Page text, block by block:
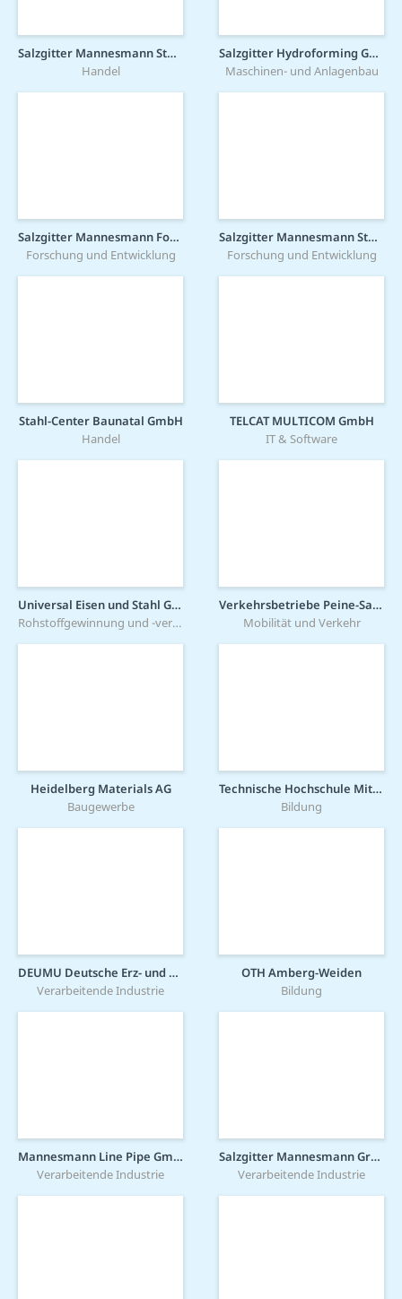
Salzgitter Mannesmann Stahlhandel GmbH
Handel
Salzgitter Hydroforming GmbH & Co. KG
Maschinen- und Anlagenbau
Salzgitter Mannesmann Forschung GmbH
Forschung und Entwicklung
Salzgitter Mannesmann Stahlservice GmbH
Forschung und Entwicklung
Stahl-Center Baunatal GmbH
Handel
TELCAT MULTICOM GmbH
IT & Software
Universal Eisen und Stahl GmbH
Rohstoffgewinnung und -verarbeitung
Verkehrsbetriebe Peine-Salzgitter GmbH
Mobilität und Verkehr
Heidelberg Materials AG
Baugewerbe
Technische Hochschule Mittelhessen
Bildung
DEUMU Deutsche Erz- und Metall-Union GmbH
Verarbeitende Industrie
OTH Amberg-Weiden
Bildung
Mannesmann Line Pipe GmbH
Verarbeitende Industrie
Salzgitter Mannesmann Grobblech GmbH
Verarbeitende Industrie